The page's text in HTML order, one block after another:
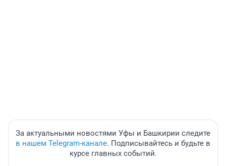
За актуальными новостями Уфы и Башкирии следите
в нашем Telegram-канале. Подписывайтесь и будьте в
курсе главных событий.